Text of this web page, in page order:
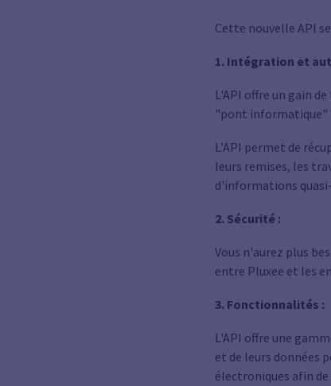
Cette nouvelle API
1. Intégration et
L'API offre un gain
"pont informatique"
L’API permet de
leurs remises, les
d'informations
2. Sécurité :
Vous n'aurez plus
entre Pluxee et les
3. Fonctionnalités :
L'API offre une
et de leurs données
électroniques afin